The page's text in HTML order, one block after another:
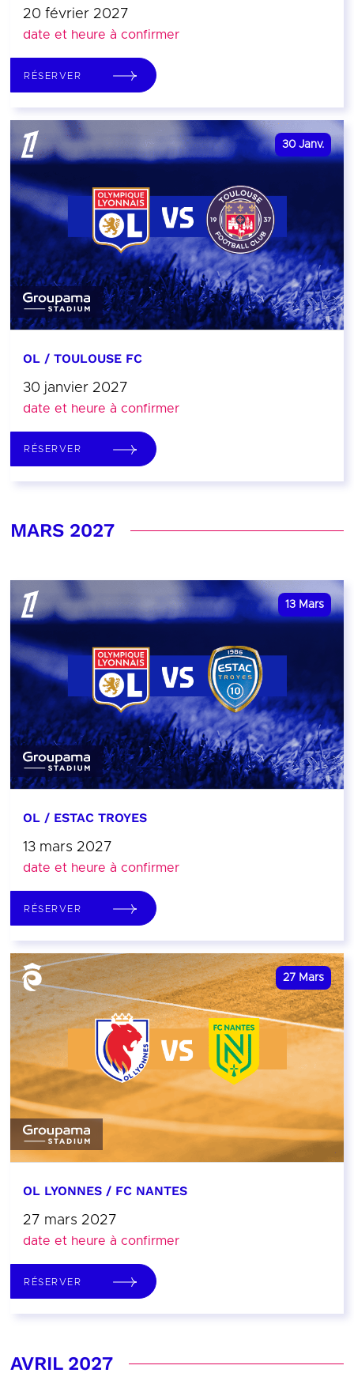
20 février 2027
date et heure à confirmer
RÉSERVER
30 Janv.
OL / TOULOUSE FC
30 janvier 2027
date et heure à confirmer
RÉSERVER
MARS 2027
13 Mars
OL / ESTAC TROYES
13 mars 2027
date et heure à confirmer
RÉSERVER
27 Mars
OL LYONNES / FC NANTES
27 mars 2027
date et heure à confirmer
RÉSERVER
AVRIL 2027